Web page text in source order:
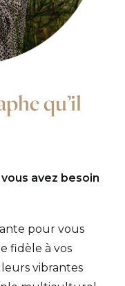
qu’il
avez besoin
pour vous
fidèle à vos
vibrantes